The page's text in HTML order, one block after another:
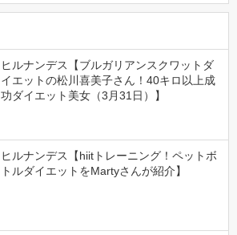
ヒルナンデス【ブルガリアンスクワットダ
イエットの松川喜美子さん！40キロ以上成
功ダイエット美女（3月31日）】
ヒルナンデス【hiitトレーニング！ペットボ
トルダイエットをMartyさんが紹介】